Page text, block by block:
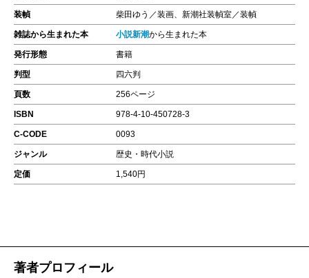
装幀 柴田ゆう／装画、新潮社装幀室／装幀
雑誌から生まれた本 小説新潮から生まれた本
発行形態 書籍
判型 四六判
頁数 256ページ
ISBN 978-4-10-450728-3
C-CODE 0093
ジャンル 歴史・時代小説
定価 1,540円
著者プロフィール